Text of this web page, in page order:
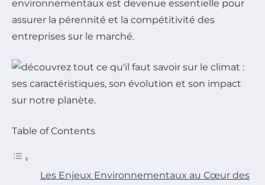
environnementaux est devenue essentielle pour
assurer la pérennité et la compétitivité des
entreprises sur le marché.
Table of Contents
Les Enjeux Environnementaux au Cœur des